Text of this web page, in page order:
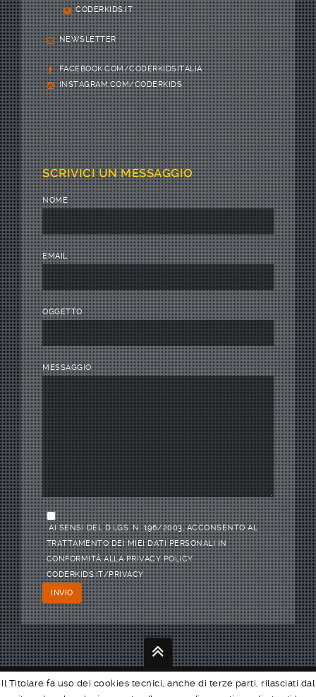
CODERKIDS.IT
NEWSLETTER
FACEBOOK.COM/CODERKIDSITALIA
INSTAGRAM.COM/CODERKIDS
SCRIVICI UN MESSAGGIO
NOME
EMAIL
OGGETTO
MESSAGGIO
AI SENSI DEL D.LGS. N. 196/2003, ACCONSENTO AL
TRATTAMENTO DEI MIEI DATI PERSONALI IN
CONFORMITÀ ALLA PRIVACY POLICY
CODERKIDS.IT/PRIVACY
Il Titolare fa uso dei cookies tecnici, anche di terze parti, rilasciati dal